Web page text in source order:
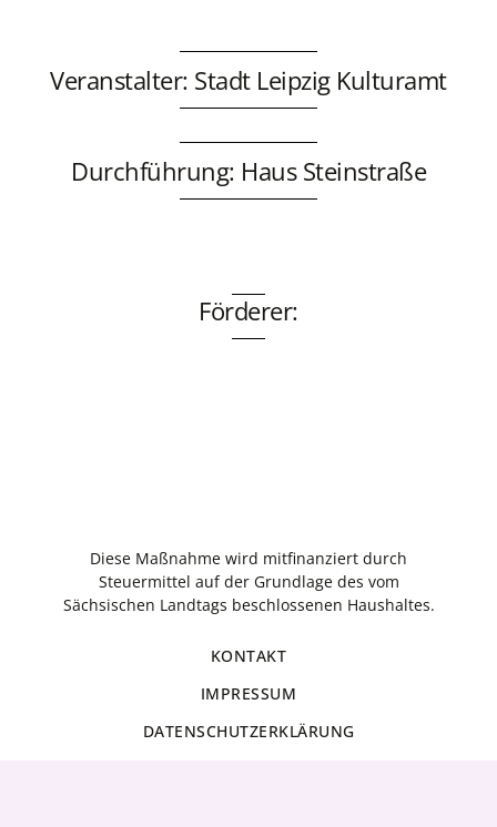
Veranstalter: Stadt Leipzig Kulturamt
Durchführung: Haus Steinstraße
Förderer:
Diese Maßnahme wird mitfinanziert durch
Steuermittel auf der Grundlage des vom
Sächsischen Landtags beschlossenen Haushaltes.
KONTAKT
IMPRESSUM
DATENSCHUTZERKLÄRUNG